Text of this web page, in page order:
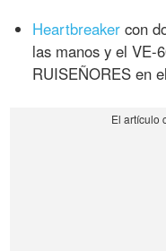
Heartbreaker con
las manos y el VE-
RUISEÑORES en